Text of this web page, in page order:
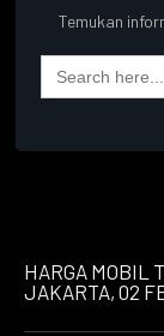
Temukan
Search
for:
HARGA MOBIL
JAKARTA, 02